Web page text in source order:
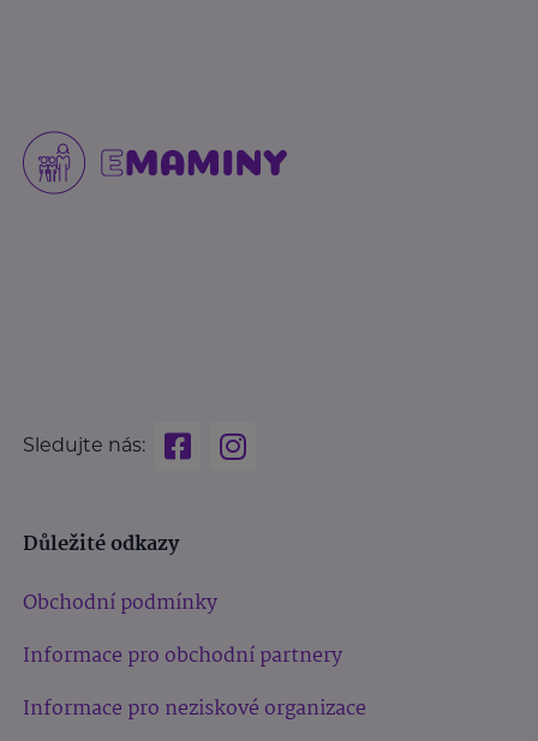
Sledujte nás:
Důležité odkazy
Obchodní podmínky
Informace pro obchodní partnery
Informace pro neziskové organizace